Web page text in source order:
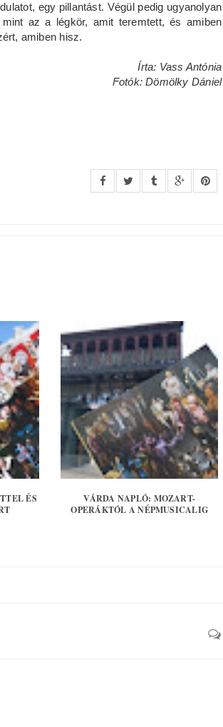
egy pillantást. Végül pedig ugyanolyan
az a légkör, amit teremtett, és amiben
amiben hisz.
Írta: Vass Antónia
Fotók: Dömölky Dániel
ÉS
VÁRDA NAPLÓ: MOZART-
OPERÁKTÓL A NÉPMUSICALIG